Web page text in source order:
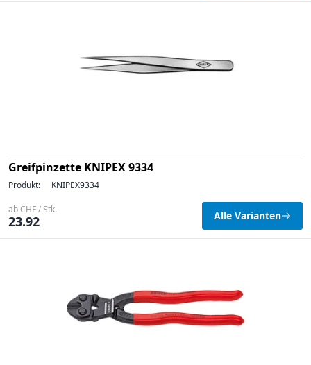
Greifpinzette KNIPEX 9334
Produkt: KNIPEX9334
ab CHF / Stk.
23.92 Alle Varianten